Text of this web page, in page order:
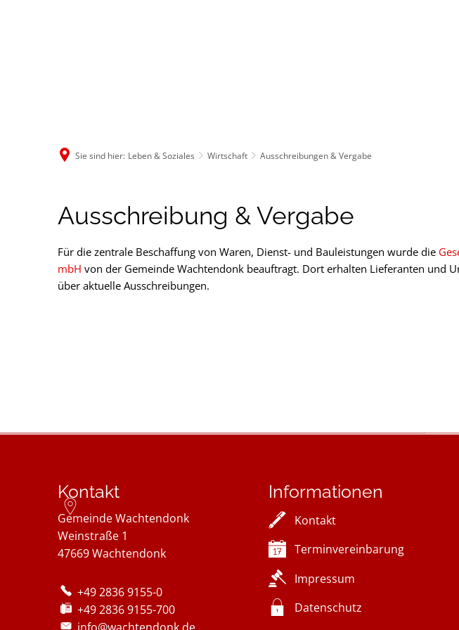
Sie sind hier: Leben & Soziales Wirtschaft Ausschreibungen & Vergabe
Ausschreibungen
Vergabe
Ausschreibung & Vergabe
Für die zentrale Beschaffung von Waren, Dienst- und Bauleistungen wurde die
mbH von der Gemeinde Wachtendonk beauftragt. Dort erhalten Lieferanten und
über aktuelle Ausschreibungen.
Kontakt
Gemeinde Wachtendonk
Weinstraße 1
47669Wachtendonk
+49 2836 9155-0
+49 2836 9155-700
info@wachtendonk.de
Informationen
Kontakt
Terminvereinbarung
Impressum
Datenschutz